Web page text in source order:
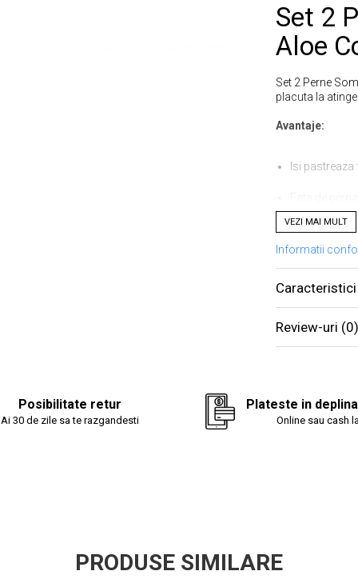
Set 2
Aloe
Set 2 Perne
placuta la
Avantaje:
Isi
Microfibra
Lavabile la
Matlasate,
Informatii
Fete: 100%
VEZI MAI MULT
Informatii
Caracteristici
Review-uri (0)
Posibilitate retur
Ai 30 de zile sa te razgandesti
Plateste in
Online sau cash
PRODUSE SIMILARE